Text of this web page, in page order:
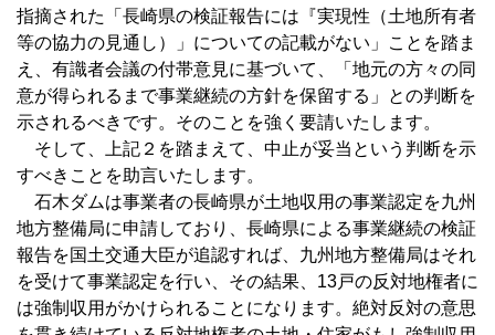
指摘された「長崎県の検証報告には『実現性（土地所有者
等の協力の見通し）」についての記載がない」ことを踏ま
え、有識者会議の付帯意見に基づいて、「地元の方々の同
意が得られるまで事業継続の方針を保留する」との判断を
示されるべきです。そのことを強く要請いたします。
そして、上記２を踏まえて、中止が妥当という判断を示
すべきことを助言いたします。
石木ダムは事業者の長崎県が土地収用の事業認定を九州
地方整備局に申請しており、長崎県による事業継続の検証
報告を国土交通大臣が追認すれば、九州地方整備局はそれ
を受けて事業認定を行い、その結果、13戸の反対地権者に
は強制収用がかけられることになります。絶対反対の意思